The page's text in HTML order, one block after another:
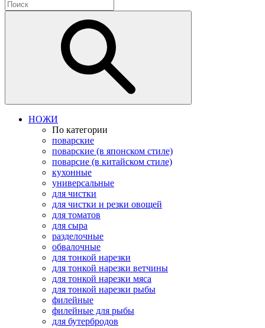
НОЖИ
По категории
поварские
поварские (в японском стиле)
поварсие (в китайском стиле)
кухонные
универсальные
для чистки
для чистки и резки овощей
для томатов
для сыра
разделочные
обвалочные
для тонкой нарезки
для тонкой нарезки ветчины
для тонкой нарезки мяса
для тонкой нарезки рыбы
филейные
филейные для рыбы
для бутербродов